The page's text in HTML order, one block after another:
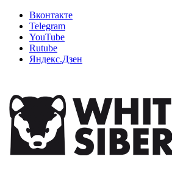
Вконтакте
Telegram
YouTube
Rutube
Яндекс.Дзен